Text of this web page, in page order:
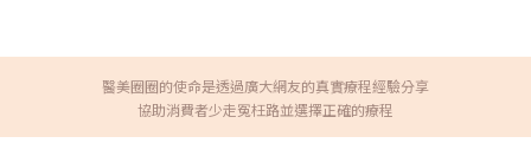
射治療時，可能會受到電磁干擾，需避免使用​。服用凝血藥 服用凝血藥的
患者治療後可能容易出現瘀青或出血問題，不適合進行此療程​​。蟹足腫患者
蟹足腫患者在接受雷射治療後，可能會出現過度的瘢痕增生，需謹慎評估。
Vbeam Platinum 櫻花染料雷射優 術前術後注意事項術前注意事項避免曬
光敏感藥物 如果正在使用光敏感藥物，需在治療前停用，以防止治療過程
新生，達到拉提緊緻的效果，讓肌膚更有彈性。此外，為了確保療程既安全
又有效，INDIBA每年投入龐大資源，與多家知名醫院與研究機構合作，累
積多達19項專利技術。經研究顯示，448 kHz的專利頻率能活化幹細胞，促
醫美圈圈的使命是透過廣大網友的真實療程經驗分享
協助消費者少走冤枉路並選擇正確的療程